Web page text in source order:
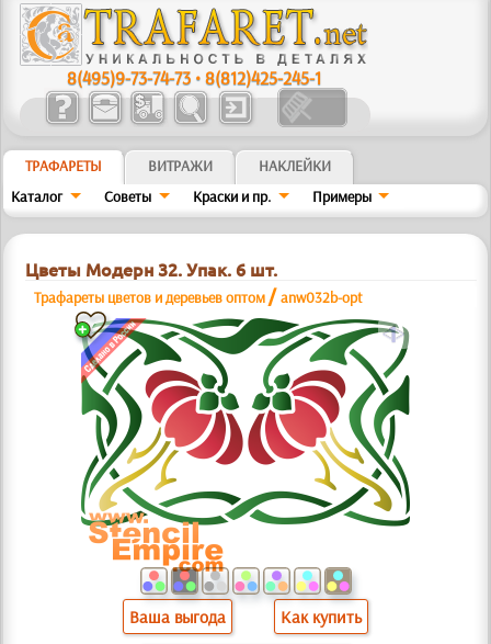
8(495)9-73-74-73 •8(812)425-245-1
ТРАФАРЕТЫ ВИТРАЖИ
НАКЛЕЙКИ
Каталог
Советы Краски и пр. Примеры
Цветы Модерн 32. Упак. 6 шт.
Трафареты цветов и деревьев оптом /anw032b-opt
a
Ваша выгода Как купить